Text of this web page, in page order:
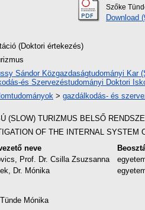
Szőke
Download
(Doktori értekezés)
Sándor Közgazdaságtudományi Kar
és Szervezéstudományi Doktori
> gazdálkodás- és
(SLOW) TURIZMUS BELSŐ
OF THE INTERNAL SYSTEM
neve
Prof. Dr. Csilla Zsuzsanna
Dr. Mónika
Mónika